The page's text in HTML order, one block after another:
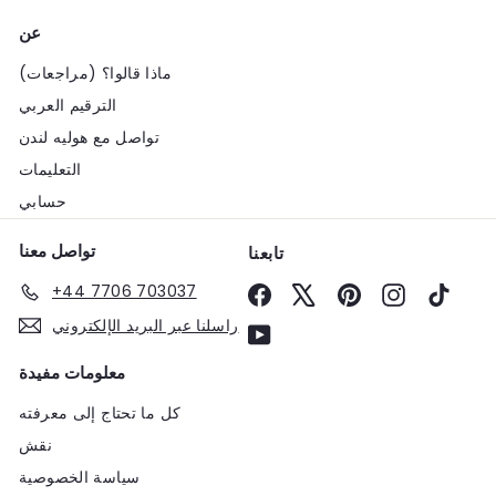
عن
ماذا قالوا؟ (مراجعات)
الترقيم العربي
تواصل مع هوليه لندن
التعليمات
حسابي
تواصل معنا
+44 7706 703037
راسلنا عبر البريد الإلكتروني
تابعنا
Facebook PinterestInstagram
YouTube
معلومات مفيدة
كل ما تحتاج إلى معرفته
نقش
سياسة الخصوصية